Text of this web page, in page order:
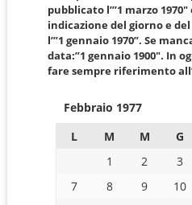
pubblicato l’”1 marzo
indicazione del giorno e
l’”1 gennaio 1970”. Se
data:”1 gennaio 1900″. In
fare sempre riferimento
Febbraio 1977
L
M M G
1
2 3
7
8 9 10